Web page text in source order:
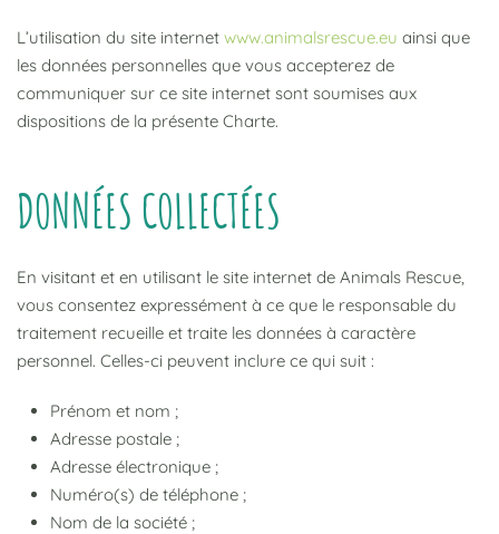
L’utilisation du site internet www.animalsrescue.eu ainsi que
les données personnelles que vous accepterez de
communiquer sur ce site internet sont soumises aux
dispositions de la présente Charte.
DONNÉES COLLECTÉES
En visitant et en utilisant le site internet de Animals Rescue,
vous consentez expressément à ce que le responsable du
traitement recueille et traite les données à caractère
personnel. Celles-ci peuvent inclure ce qui suit :
Prénom et nom ;
Adresse postale ;
Adresse électronique ;
Numéro(s) de téléphone ;
Nom de la société ;